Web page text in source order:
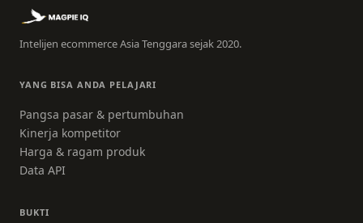
Intelijen ecommerce Asia Tenggara sejak 2020.
YANG BISA ANDA PELAJARI
Pangsa pasar & pertumbuhan
Kinerja kompetitor
Harga & ragam produk
Data API
BUKTI